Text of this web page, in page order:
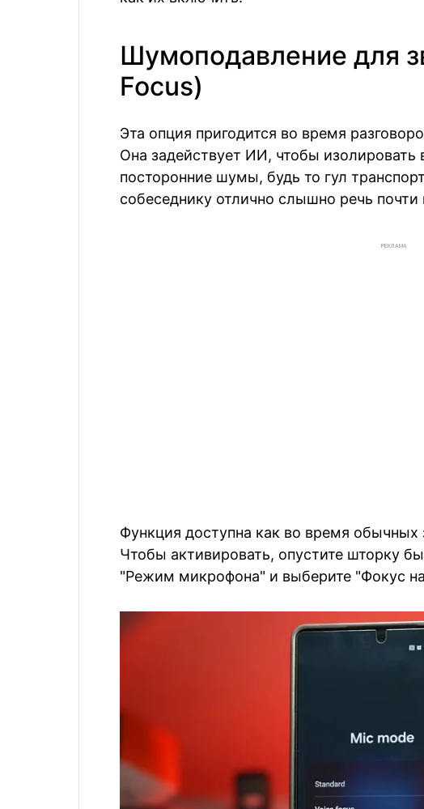
Шумоподавление для
Focus)
Эта опция пригодится во время
Она задействует ИИ, чтобы изолировать
посторонние шумы, будь то гул
собеседнику отлично слышно речь
РЕКЛАМА
Функция доступна как во время обычных
Чтобы активировать, опустите шторку
"Режим микрофона" и выберите "Фокус